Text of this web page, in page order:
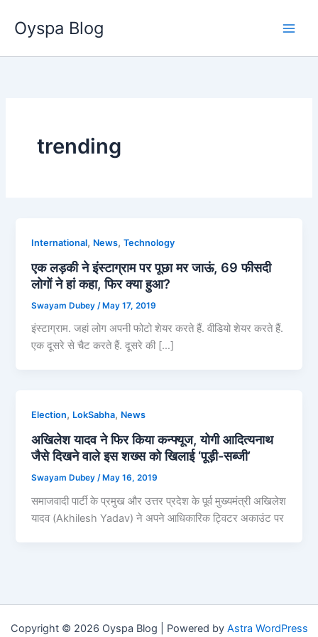
content
Oyspa Blog
trending
International, News,Technology
एक लड़की ने इंस्टाग्राम पर पूछा मर जाऊं, 69 फीसदी
लोगों ने हां कहा, फिर क्या हुआ?
Swayam Dubey /May 17, 2019
इंस्टाग्राम. जहां लोग अपनी फोटो शेयर करते हैं. वीडियो शेयर करते हैं.
एक दूसरे से चैट करते हैं. दूसरे की […]
Election, LokSabha, News
अखिलेश यादव ने फिर किया कन्फ्यूज, योगी आदित्यनाथ
जैसे दिखने वाले इस शख्स को खिलाई ‘पूड़ी-सब्जी’
Swayam Dubey/ May 16, 2019
समाजवादी पार्टी के प्रमुख और उत्तर प्रदेश के पूर्व मुख्यमंत्री अखिलेश
यादव (Akhilesh Yadav) ने अपने आधिकारिक ट्विटर अकाउंट पर
Copyright © 2026 Oyspa Blog | Powered by Astra WordPress